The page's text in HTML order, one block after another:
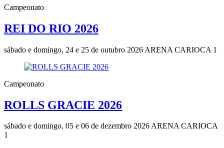
Campeonato
REI DO RIO 2026
sábado e domingo, 24 e 25 de outubro 2026 ARENA CARIOCA 1
Campeonato
ROLLS GRACIE 2026
sábado e domingo, 05 e 06 de dezembro 2026ARENA CARIOCA
1